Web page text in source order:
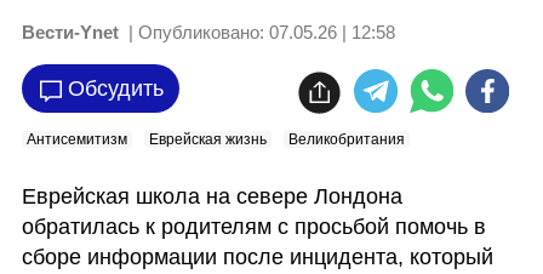
Вести-Ynet | Опубликовано: 07.05.26 | 12:58
Обсудить
Антисемитизм Еврейская жизнь Великобритания
Еврейская школа на севере Лондона
обратилась к родителям с просьбой помочь в
сборе информации после инцидента, который